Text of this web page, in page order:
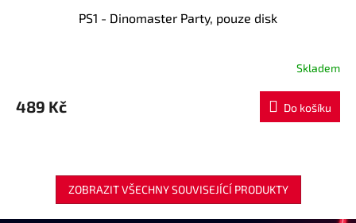
PS1 - Dinomaster Party, pouze disk
Skladem
489 Kč Do košíku
ZOBRAZIT VŠECHNY SOUVISEJÍCÍ PRODUKTY